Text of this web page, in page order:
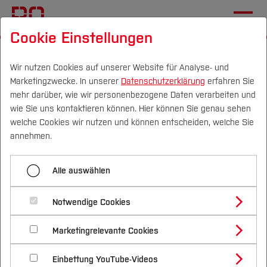
Campus Personen DE|EN Quicklinks
Studium
Studienangebote
Bachelorstudiengänge
Masterstudiengänge
Vor dem Studium
Bewerben & Einschreiben
Bewerbungsportal
Im Studium
Studienbüros und Prüfungen
Nach dem Studium
Forschung & Transfer
Profil
Forschungs- und Transferprofil
Schwerpunkte (FuT)
Beratung & Förderung
Nachhaltigkeit
Nachhaltigkeit studieren
International
2.1 Der objektorientierte Ansatz
Lösungen
Menü aufklappen
Aufgaben
Lösungen
Lösungen
Alle Quelltexte der Lösungen stehen auch im
Paket
kap21.zipzum Download bereit.
Aufgabe 1:
Cookie Einstellungen
Wir nutzen Cookies auf unserer Website für Analyse- und
Marketingzwecke. In unserer Datenschutzerklärung erfahren Sie
mehr darüber, wie wir personenbezogene Daten verarbeiten und
wie Sie uns kontaktieren können. Hier können Sie genau sehen
welche Cookies wir nutzen und können entscheiden, welche Sie
annehmen.
Alle auswählen
Notwendige Cookies
Marketingrelevante Cookies
Einbettung YouTube-Videos